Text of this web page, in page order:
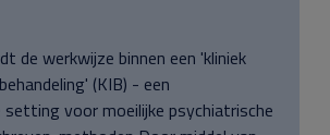
de werkwijze binnen een 'kliniek
(KIB) - een
setting voor moeilijke psychiatrische